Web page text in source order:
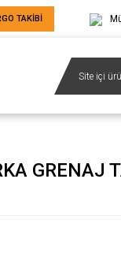
TAKİBİ
GRENAJ